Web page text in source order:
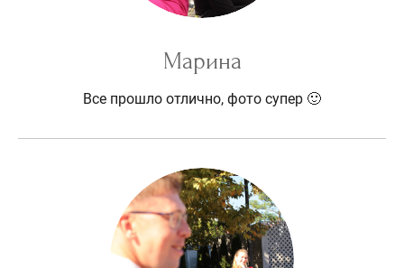
Марина
Все прошло отлично, фото супер 🙂